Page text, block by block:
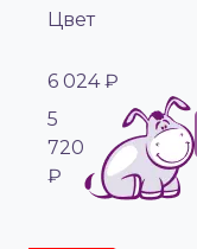
Цвет
6 024 ₽
5
720
₽